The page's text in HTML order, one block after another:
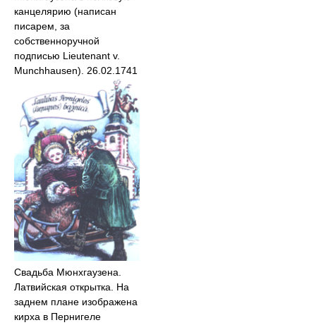
канцелярию (написан
писарем, за
собственноручной
подписью Lieutenant v.
Munchhausen). 26.02.1741
Свадьба Мюнхгаузена.
Латвийская открытка. На
заднем плане изображена
кирха в Пернигеле